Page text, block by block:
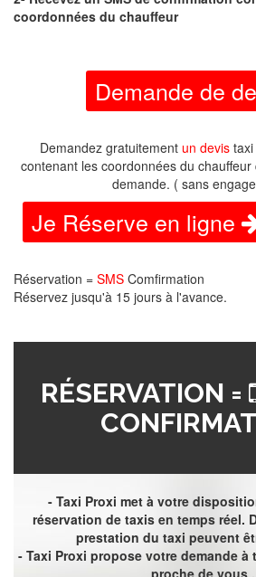
coordonnées du chauffeur
Demande de
Demandez gratuitement un devis
contenant les coordonnées du
demande. ( sans
Je Réserve en ligne
Réservation = SMS Comfirmation
Réservez jusqu'à 15 jours à l'avance.
RÉSERVATION =
- Taxi Proxi met à votre
réservation de taxis en temps réel.
prestation du taxi peuvent
- Taxi Proxi propose votre demande